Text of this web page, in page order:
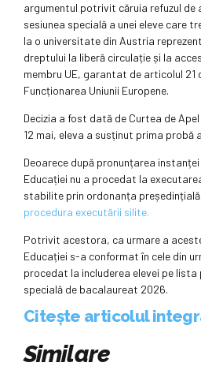
argumentul potrivit căruia refuzul
sesiunea specială a unei eleve care
la o universitate din Austria
dreptului la liberă circulație și la
membru UE, garantat de articolul 21
Funcționarea Uniunii Europene.
Decizia a fost dată de Curtea de Apel
12 mai, eleva a susținut prima probă
Deoarece după pronunțarea instanței
Educației nu a procedat la
stabilite prin ordonanța
procedura executării silite.
Potrivit acestora, ca urmare a
Educației s-a conformat în cele din
procedat la includerea elevei pe
specială de bacalaureat 2026.
Citește articolul
Similare